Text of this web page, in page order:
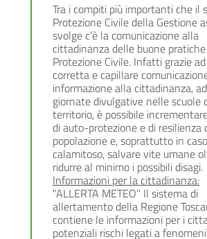
Tra i compiti più importanti che il
Protezione Civile della Gestione
svolge c’è la comunicazione alla
cittadinanza delle buone
Protezione Civile. Infatti grazie
corretta e capillare
informazione alla cittadinanza,
giornate divulgative nelle scuole
territorio, è possibile
di auto-protezione e di resilienza
popolazione e, soprattutto in
calamitoso, salvare vite umane
ridurre al minimo i possibili disagi.
Informazioni per la cittadinanza:
"ALLERTA METEO" Il sistema di
allertamento della Regione
contiene le informazioni per i
potenziali rischi legati a fenomeni